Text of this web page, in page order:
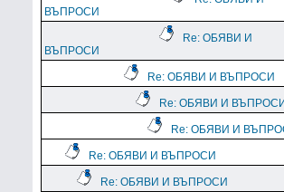
ВЪПРОСИ
Re: ОБЯВИ И
ВЪПРОСИ
Re: ОБЯВИ И ВЪПРОСИ
Re: ОБЯВИ И
Re: ОБЯВИ И
Re: ОБЯВИ И ВЪПРОСИ
Re: ОБЯВИ И ВЪПРОСИ